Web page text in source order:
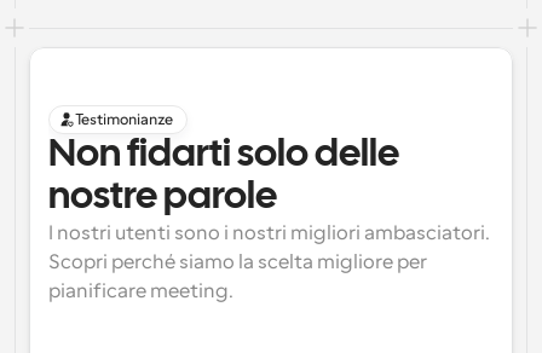
Testimonianze
Non fidarti solo delle
nostre parole
I nostri utenti sono i nostri migliori ambasciatori.
Scopri perché siamo la scelta migliore per
pianificare meeting.